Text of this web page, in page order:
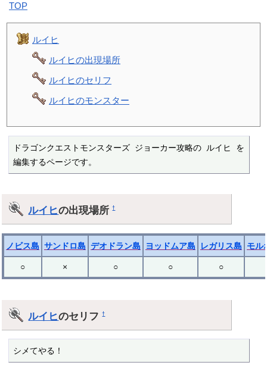
TOP
ルイヒ
ルイヒの出現場所
ルイヒのセリフ
ルイヒのモンスター
ドラゴンクエストモンスターズ ジョーカー攻略の ルイヒ を
編集するページです。
ルイヒの出現場所†
ノビス島 サンドロ島 デオドラン島 ヨッドムア島 レガリス島 モル
○ × ○ ○ ○
ルイヒのセリフ†
シメてやる！